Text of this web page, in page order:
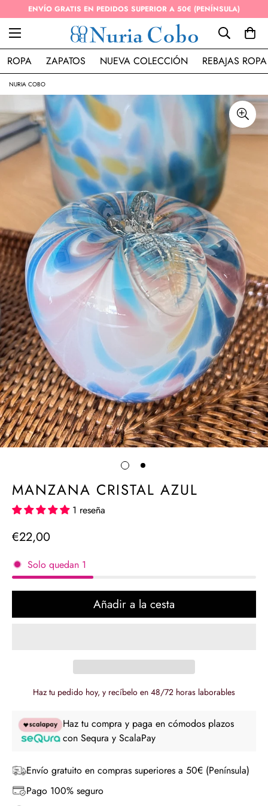
ENVÍO GRATIS EN PEDIDOS SUPERIOR A 50€ (PENÍNSULA)
ROPA ZAPATOS NUEVA COLECCIÓN REBAJAS ROPA
NURIA COBO
MANZANA CRISTAL AZUL
1 reseña
Precio
€22,00
Solo quedan 1
Añadir a la cesta
Haz tu pedido hoy, y recíbelo en 48/72 horas laborables
Haz tu compra y paga en cómodos plazos
con Sequra y ScalaPay
Envío gratuito en compras superiores a 50€ (Península)
Pago 100% seguro